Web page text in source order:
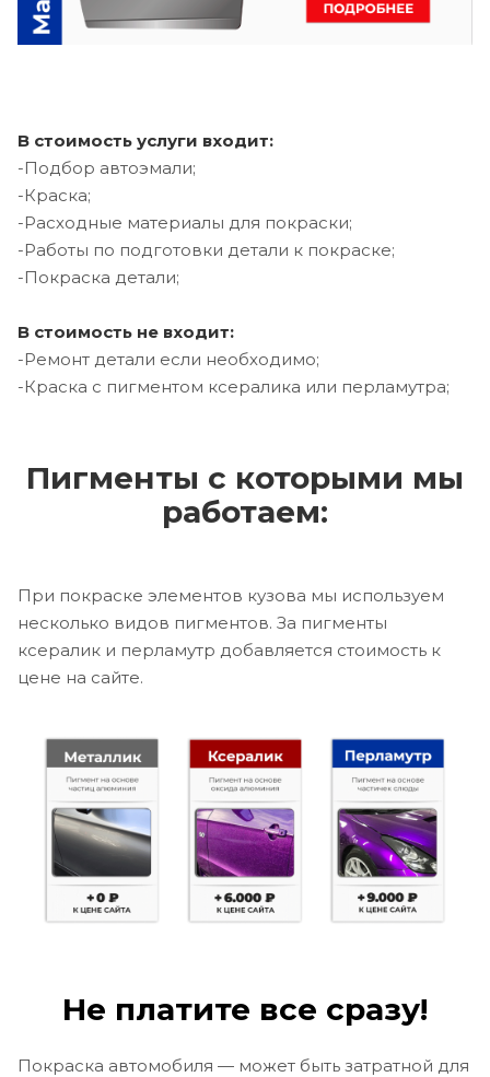
В стоимость услуги входит:
-Подбор автоэмали;
-Краска;
-Расходные материалы для покраски;
-Работы по подготовки детали к покраске;
-Покраска детали;
В стоимость не входит:
-Ремонт детали если необходимо;
-Краска с пигментом ксералика или перламутра;
Пигменты с которыми мы
работаем:
При покраске элементов кузова мы используем
несколько видов пигментов. За пигменты
ксералик и перламутр добавляется стоимость к
цене на сайте.
Не платите все сразу!
Покраска автомобиля — может быть затратной для